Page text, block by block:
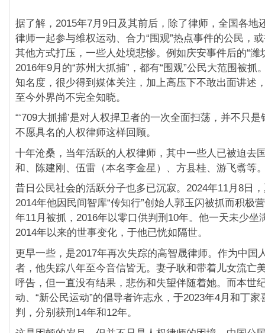
据了解，2015年7月9日及其前后，除了律师，全国各地
律师一起参与维权运动、合力“围观”热点事件的公民，
其他方式打压，一些人处境悲惨。例如庆安事件后的“潍
2016年9月的“苏州大抓捕”，都有“围观”公民大范围被抓
知名度，很少得到媒体关注，加上高压下不敢出面讲述
至今外界尚不完全知晓。
“‘709大抓捕’是对人权捍卫者的一次全面扫荡，并不只是
不愿具名的人权律师这样回顾。
十年沧桑，当年活跃的人权律师，其中一些人已被迫去
和、陈建刚、伍雷（本名李金星）、方县桂、游飞翥等
昔日公民社会的活跃分子也多已沉寂。2024年11月8日
2014年他因民间智库“传知行”创始人郭玉闪被抓而积极
年11月被抓，2016年以零口供判刑10年。他一天未少坐
2014年以来的世事变化，于他已恍如隔世。
更早一些，是2017年再次失踪的高智晟律师。作为中国
者，他失踪八年至今音信皆无。妻子耿和带着儿女流亡
呼告，但一直没有结果，悲伤和失望伴随着她。而本世
动、“新公民运动”的倡导者许志永，于2023年4月和丁家
判，分别获刑14年和12年。